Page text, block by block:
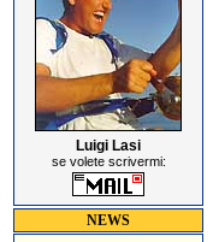
Luigi Lasi
se volete scrivermi:
NEWS